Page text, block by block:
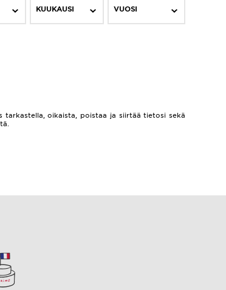
KUUKAUSI VUOSI
tarkastella, oikaista, poistaa ja siirtää tietosi sekä